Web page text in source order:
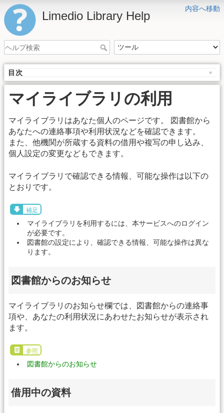
内容へ移動
Limedio Library Help
目次
マイライブラリの利用
マイライブラリはあなた個人のページです。 図書館から
あなたへの連絡事項や利用状況などを確認できます。
また、他機関が所蔵する資料の借用や複写の申し込み、
個人設定の変更などもできます。
マイライブラリで確認できる情報、可能な操作は以下の
とおりです。
補足
マイライブラリを利用するには、本サービスへのログイン
が必要です。
図書館の設定により、確認できる情報、可能な操作は異な
ります。
図書館からのお知らせ
マイライブラリのお知らせ欄では、図書館からの連絡事
項や、あなたの利用状況にあわせたお知らせが表示され
ます。
参照
図書館からのお知らせ
借用中の資料